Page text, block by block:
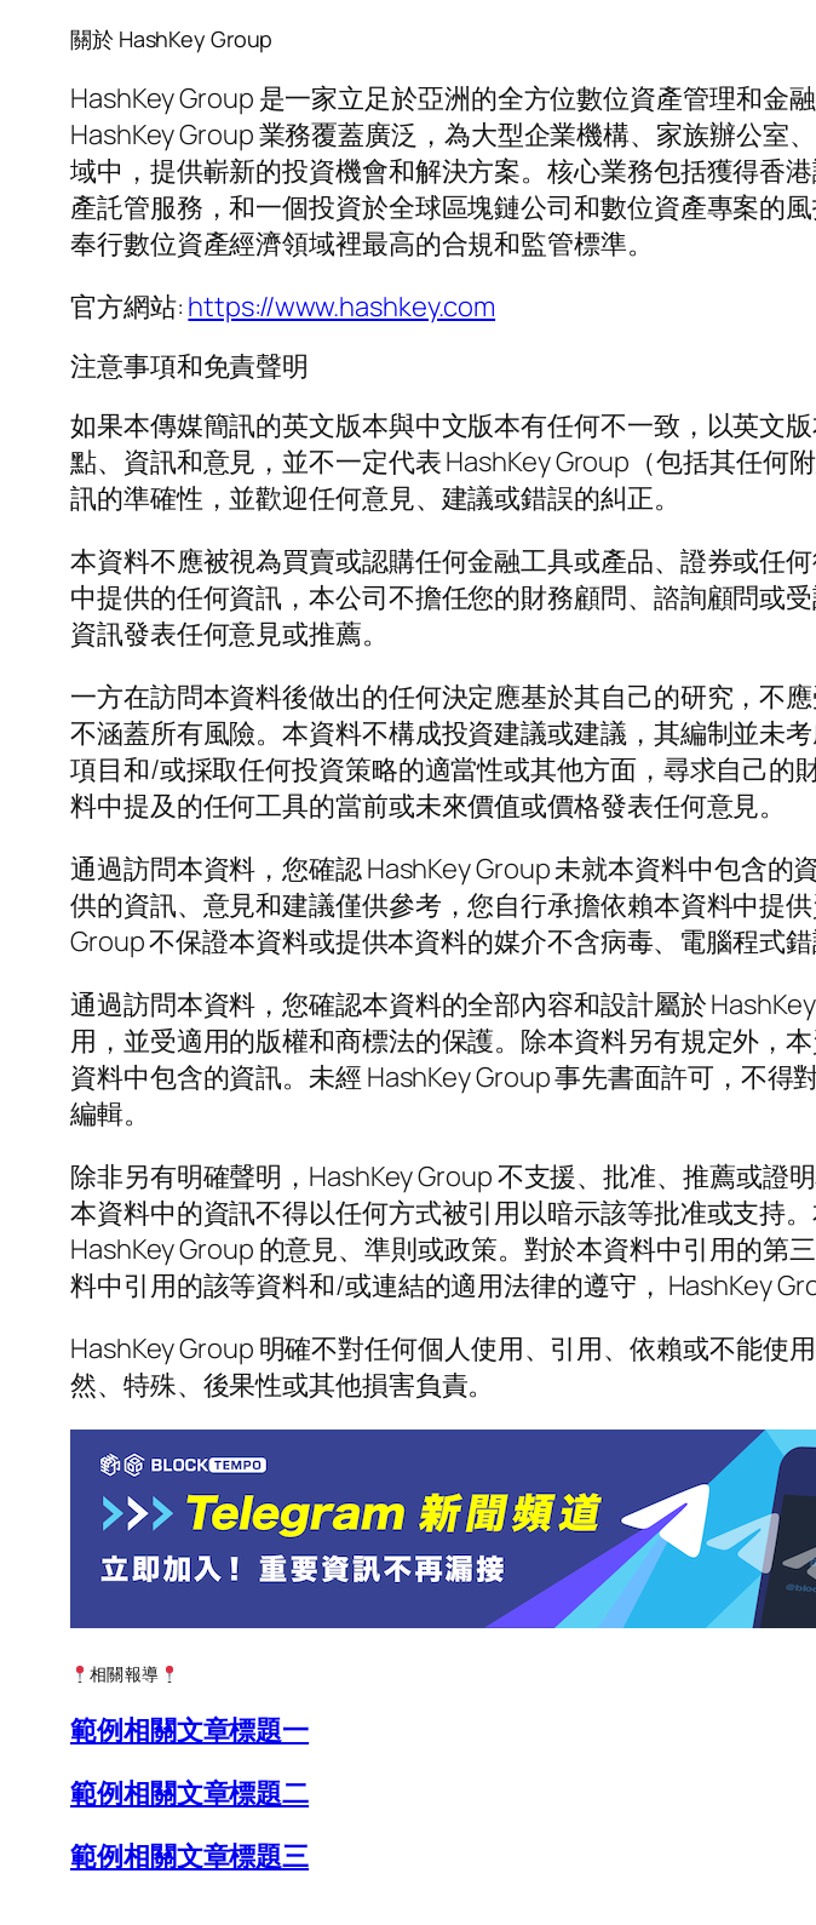
關於 HashKey Group
HashKey Group 是一家立足於亞洲的全方位數位資產管理和金
HashKey Group 業務覆蓋廣泛，為大型企業機構、家族辦公
域中，提供嶄新的投資機會和解決方案。核心業務包括獲得香
產託管服務，和一個投資於全球區塊鏈公司和數位資產專案的
奉行數位資產經濟領域裡最高的合規和監管標準。
官方網站: https://www.hashkey.com
注意事項和免責聲明
如果本傳媒簡訊的英文版本與中文版本有任何不一致，以英文
點、資訊和意見，並不一定代表 HashKey Group（包括其任
訊的準確性，並歡迎任何意見、建議或錯誤的糾正。
本資料不應被視為買賣或認購任何金融工具或產品、證券或任
中提供的任何資訊，本公司不擔任您的財務顧問、諮詢顧問或
資訊發表任何意見或推薦。
一方在訪問本資料後做出的任何決定應基於其自己的研究，不
不涵蓋所有風險。本資料不構成投資建議或建議，其編制並未
項目和/或採取任何投資策略的適當性或其他方面，尋求自己的
料中提及的任何工具的當前或未來價值或價格發表任何意見。
通過訪問本資料，您確認 HashKey Group 未就本資料中包含
供的資訊、意見和建議僅供參考，您自行承擔依賴本資料中提
Group 不保證本資料或提供本資料的媒介不含病毒、電腦程式
通過訪問本資料，您確認本資料的全部內容和設計屬於
用，並受適用的版權和商標法的保護。除本資料另有規定外，
資料中包含的資訊。未經 HashKey Group 事先書面許可，不
編輯。
除非另有明確聲明，HashKey Group 不支援、批准、推薦或證
本資料中的資訊不得以任何方式被引用以暗示該等批准或支持
HashKey Group 的意見、準則或政策。對於本資料中引用的
料中引用的該等資料和/或連結的適用法律的遵守， HashKey
HashKey Group 明確不對任何個人使用、引用、依賴或不能
然、特殊、後果性或其他損害負責。
相關報導
範例相關文章標題一
範例相關文章標題二
範例相關文章標題三